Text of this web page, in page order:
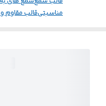
مناسبتیقالب مقاوم